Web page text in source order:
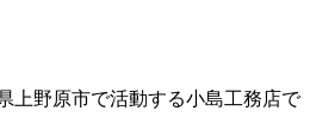
上野原市で活動する小島工務店で